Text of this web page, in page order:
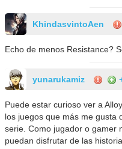
KhindasvintoAen
Echo de menos Resistance?
yunarukamiz
Puede estar curioso ver a
los juegos que más me gusta
serie. Como jugador o gamer
puedan disfrutar de las